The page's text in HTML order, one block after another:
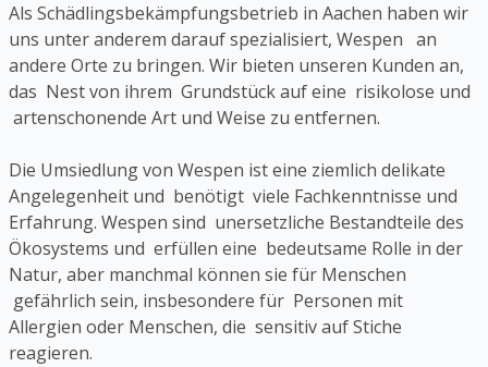
Als Schädlingsbekämpfungsbetrieb in Aachen haben wir
uns unter anderem darauf spezialisiert, Wespen an
andere Orte zu bringen. Wir bieten unseren Kunden an,
das Nest von ihrem Grundstück auf eine risikolose und
artenschonende Art und Weise zu entfernen.
Die Umsiedlung von Wespen ist eine ziemlich delikate
Angelegenheit und benötigt viele Fachkenntnisse und
Erfahrung. Wespen sind unersetzliche Bestandteile des
Ökosystems und erfüllen eine bedeutsame Rolle in der
Natur, aber manchmal können sie für Menschen
gefährlich sein, insbesondere für Personen mit
Allergien oder Menschen, die sensitiv auf Stiche
reagieren.